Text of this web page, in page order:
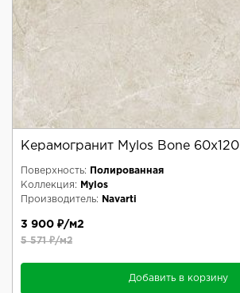
Керамогранит Mylos Bone 60x120
Поверхность:
Полированная
Коллекция:
Mylos
Производитель:
Navarti
3 900 ₽/м2
5 571 ₽/м2
Добавить в корзину